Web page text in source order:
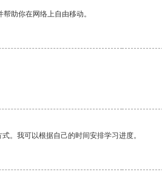
助你在网络上自由移动。
。我可以根据自己的时间安排学习进度。